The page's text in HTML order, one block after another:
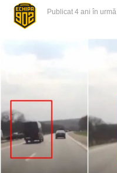
Publicat 4 ani în urmă